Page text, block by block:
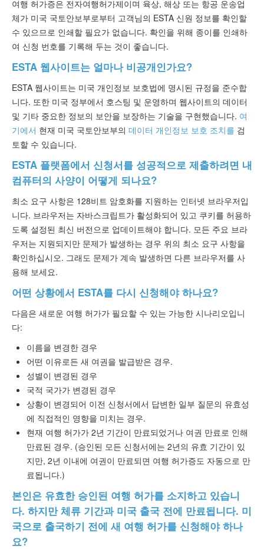
여행 허가증은 전자여행허가제이며 육상, 해상 또는 항공 운송업
체가 미국 국토안보부로부터 고객님의 ESTA 신원 정보를 확인할
수 있으므로 인쇄할 필요가 없습니다. 확인을 위해 종이를 인쇄하
여 신청 번호를 기록해 두는 것이 좋습니다.
ESTA 웹사이트는 얼마나 비공개인가요?
ESTA 웹사이트는 미국 개인정보 보호법에 명시된 규정을 준수합
니다. 또한 미국 정부에서 호스팅 및 운영하며 웹사이트의 데이터
및 기타 중요한 정보의 보안을 보장하는 기술을 구현했습니다. 여
기에서 현재 미국 국토안보부의 데이터 개인정보 보호 조치를 검
토할 수 있습니다.
ESTA 플랫폼에서 신청서를 성공적으로 제출하려면 내
컴퓨터의 사양이 어떻게 되나요?
최소 요구 사항은 128비트 암호화를 지원하는 인터넷 브라우저입
니다. 브라우저는 자바스크립트가 활성화되어 있고 쿠키를 허용하
도록 설정된 최신 버전으로 업데이트해야 합니다. 모든 주요 브라
우저는 지원되지만 문제가 발생하는 경우 위의 최소 요구 사항을
확인하십시오. 그래도 문제가 계속 발생하면 다른 브라우저를 사
용해 보세요.
어떤 상황에서 ESTA를 다시 신청해야 하나요?
다음은 새로운 여행 허가가 필요할 수 있는 가능한 시나리오입니
다:
이름을 변경한 경우
어떤 이유로든 새 여권을 발급받은 경우.
성별이 변경된 경우
국적 국가가 변경된 경우
상황이 변경되어 이전 신청서에서 답변한 일부 질문의 유효성
에 직접적인 영향을 미치는 경우.
현재 여행 허가가 2년 기간이 만료되었거나 여권 만료로 인해
만료된 경우. (승인된 모든 신청서에는 2년의 유효 기간이 있
지만, 2년 이내에 여권이 만료되면 여행 허가증도 자동으로 만
료됩니다.)
본인은 유효한 승인된 여행 허가를 소지하고 있습니
다. 하지만 체류 기간과 미국 출국 전에 만료됩니다. 미
국으로 출국하기 전에 새 여행 허가를 신청해야 하나
요?